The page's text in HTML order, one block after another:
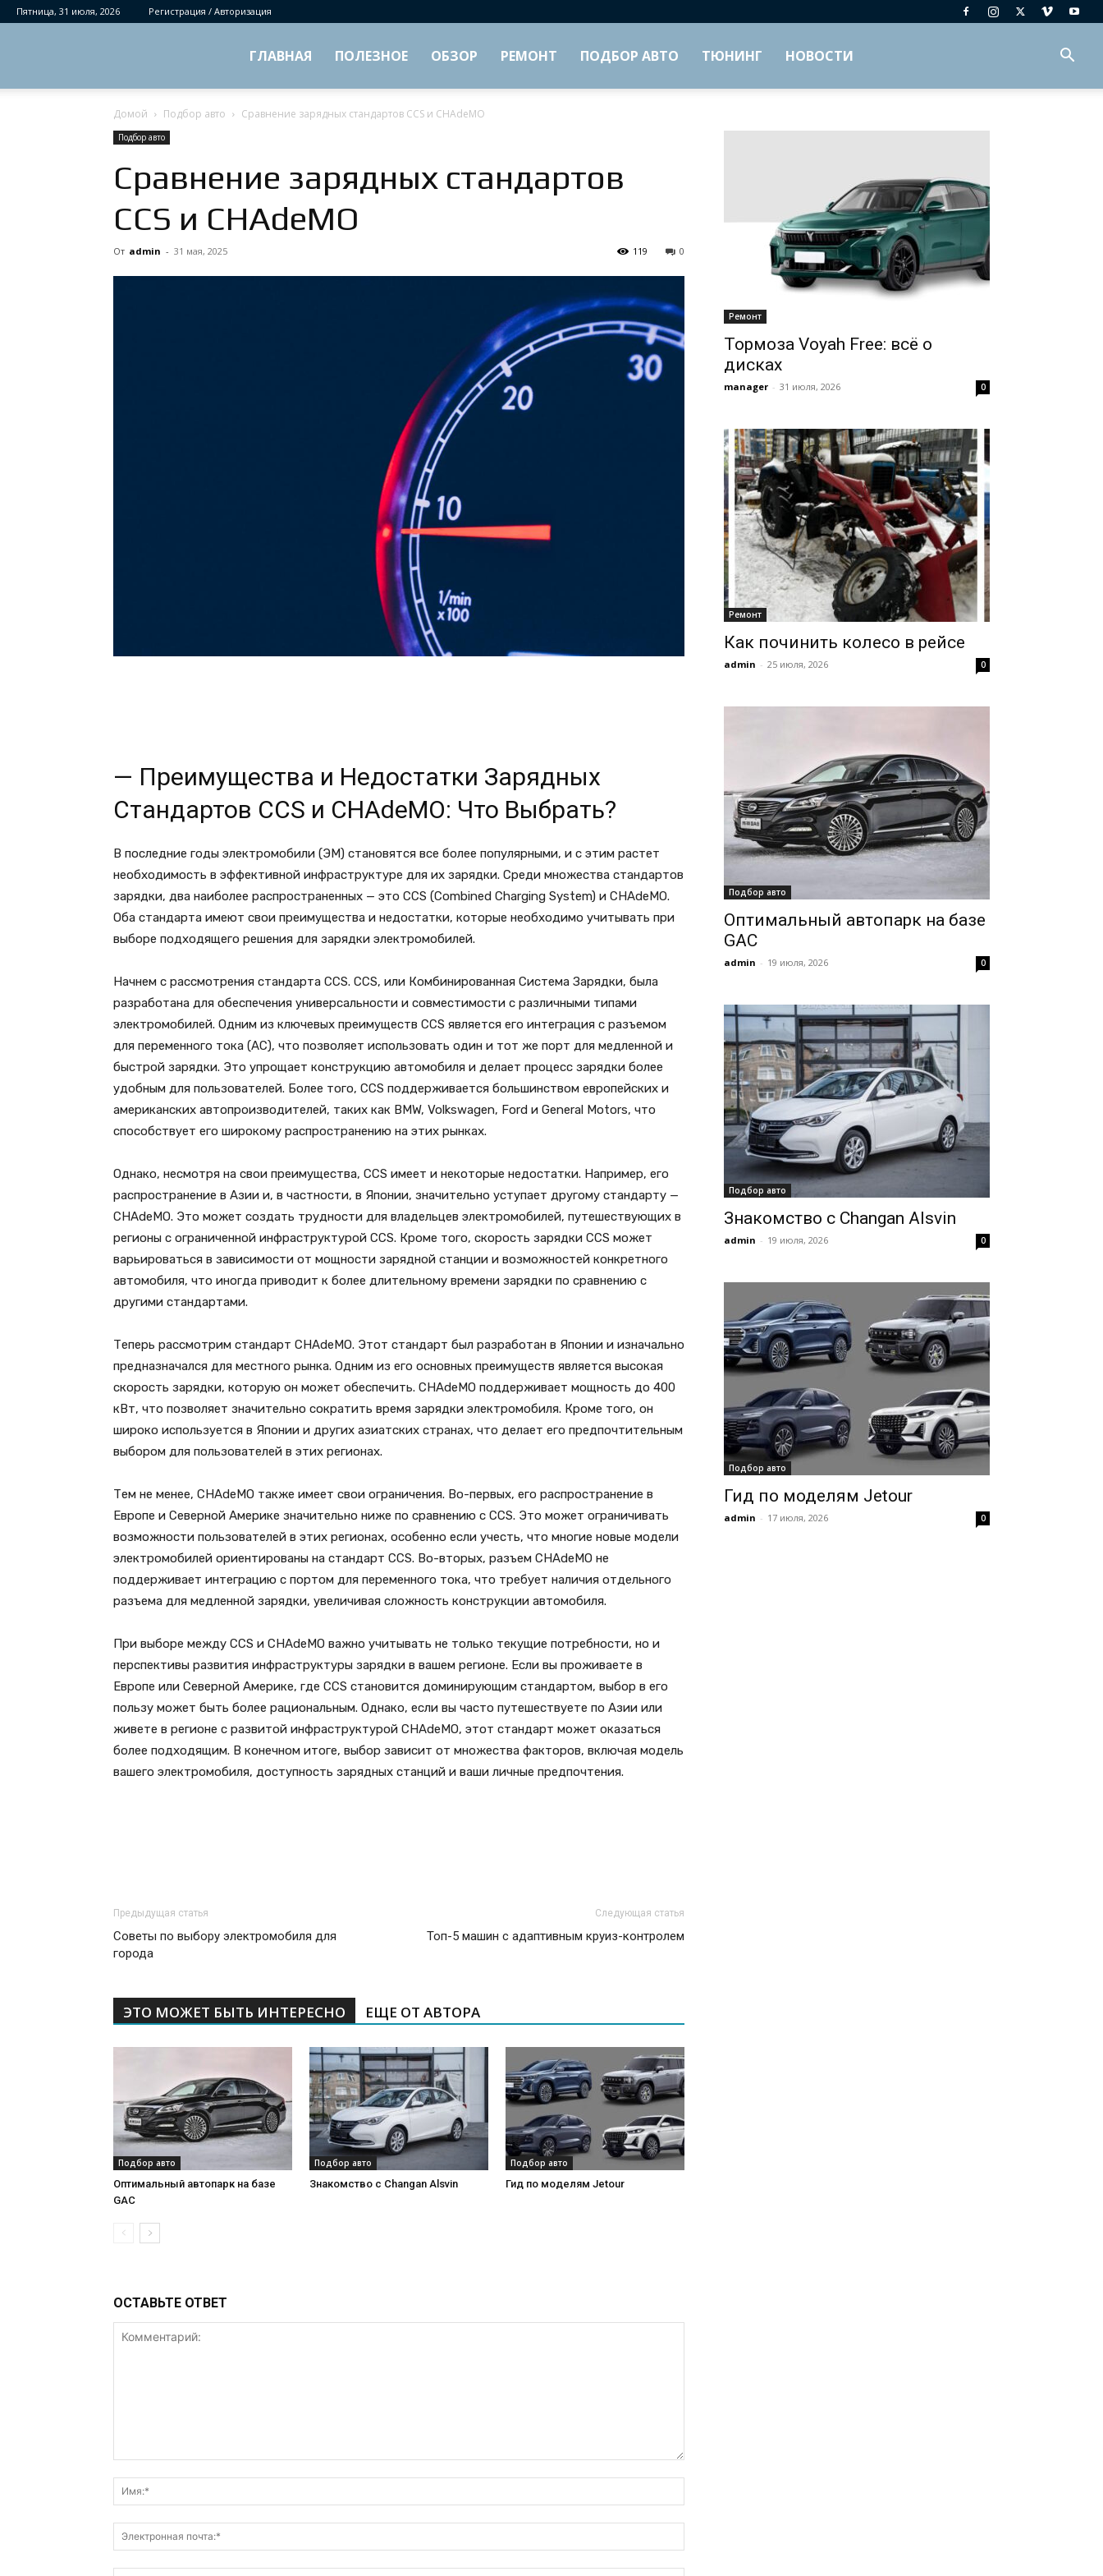
Пятница, 31 июля, 2026 Регистрация / Авторизация
ГЛАВНАЯ ПОЛЕЗНОЕ ОБЗОР РЕМОНТ ПОДБОР АВТО ТЮНИНГ НОВОСТИ
Домой Подбор авто Сравнение зарядных стандартов CCS и CHAdeMO
Подбор авто
Сравнение зарядных стандартов
CCS и CHAdeMO
От admin - 31 мая, 2025 0
119
— Преимущества и Недостатки Зарядных
Стандартов CCS и CHAdeMO: Что Выбрать?
В последние годы электромобили (ЭМ) становятся все более популярными, и с этим растет
необходимость в эффективной инфраструктуре для их зарядки. Среди множества стандартов
зарядки, два наиболее распространенных — это CCS (Combined Charging System) и CHAdeMO.
Оба стандарта имеют свои преимущества и недостатки, которые необходимо учитывать при
выборе подходящего решения для зарядки электромобилей.
Начнем с рассмотрения стандарта CCS. CCS, или Комбинированная Система Зарядки, была
разработана для обеспечения универсальности и совместимости с различными типами
электромобилей. Одним из ключевых преимуществ CCS является его интеграция с разъемом
для переменного тока (AC), что позволяет использовать один и тот же порт для медленной и
быстрой зарядки. Это упрощает конструкцию автомобиля и делает процесс зарядки более
удобным для пользователей. Более того, CCS поддерживается большинством европейских и
американских автопроизводителей, таких как BMW, Volkswagen, Ford и General Motors, что
способствует его широкому распространению на этих рынках.
Однако, несмотря на свои преимущества, CCS имеет и некоторые недостатки. Например, его
распространение в Азии и, в частности, в Японии, значительно уступает другому стандарту —
CHAdeMO. Это может создать трудности для владельцев электромобилей, путешествующих в
регионы с ограниченной инфраструктурой CCS. Кроме того, скорость зарядки CCS может
варьироваться в зависимости от мощности зарядной станции и возможностей конкретного
автомобиля, что иногда приводит к более длительному времени зарядки по сравнению с
другими стандартами.
Теперь рассмотрим стандарт CHAdeMO. Этот стандарт был разработан в Японии и изначально
предназначался для местного рынка. Одним из его основных преимуществ является высокая
скорость зарядки, которую он может обеспечить. CHAdeMO поддерживает мощность до 400
кВт, что позволяет значительно сократить время зарядки электромобиля. Кроме того, он
широко используется в Японии и других азиатских странах, что делает его предпочтительным
выбором для пользователей в этих регионах.
Тем не менее, CHAdeMO также имеет свои ограничения. Во-первых, его распространение в
Европе и Северной Америке значительно ниже по сравнению с CCS. Это может ограничивать
возможности пользователей в этих регионах, особенно если учесть, что многие новые модели
электромобилей ориентированы на стандарт CCS. Во-вторых, разъем CHAdeMO не
поддерживает интеграцию с портом для переменного тока, что требует наличия отдельного
разъема для медленной зарядки, увеличивая сложность конструкции автомобиля.
При выборе между CCS и CHAdeMO важно учитывать не только текущие потребности, но и
перспективы развития инфраструктуры зарядки в вашем регионе. Если вы проживаете в
Европе или Северной Америке, где CCS становится доминирующим стандартом, выбор в его
пользу может быть более рациональным. Однако, если вы часто путешествуете по Азии или
живете в регионе с развитой инфраструктурой CHAdeMO, этот стандарт может оказаться
более подходящим. В конечном итоге, выбор зависит от множества факторов, включая модель
вашего электромобиля, доступность зарядных станций и ваши личные предпочтения.
Предыдущая статья
Советы по выбору электромобиля для
города
Следующая статья
Топ-5 машин с адаптивным круиз-контролем
ЭТО МОЖЕТ БЫТЬ ИНТЕРЕСНО ЕЩЕ ОТ АВТОРА
Подбор авто
Оптимальный автопарк на базе
GAC
Подбор авто
Знакомство с Changan Alsvin
Подбор авто
Гид по моделям Jetour
ОСТАВЬТЕ ОТВЕТ
Ремонт
Тормоза Voyah Free: всё о
дисках
manager - 31 июля, 2026 0
Ремонт
Как починить колесо в рейсе
admin - 25 июля, 2026 0
Подбор авто
Оптимальный автопарк на базе
GAC
admin - 19 июля, 2026 0
Подбор авто
Знакомство с Changan Alsvin
admin - 19 июля, 2026 0
Подбор авто
Гид по моделям Jetour
admin - 17 июля, 2026 0